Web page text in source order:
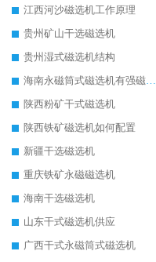
江西河沙磁选机工作原理
贵州矿山干选磁选机
贵州湿式磁选机结构
海南永磁筒式磁选机有强磁的吗
陕西粉矿干式磁选机
陕西铁矿磁选机如何配置
新疆干选磁选机
重庆铁矿永磁磁选机
海南干选磁选机
山东干式磁选机供应
广西干式永磁筒式磁选机